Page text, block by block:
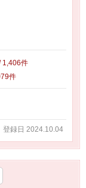
1,406件
件
登録日 2024.10.04